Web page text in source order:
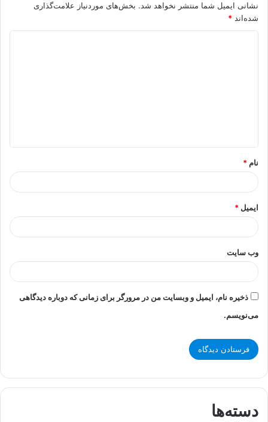
نشانی ایمیل شما منتشر نخواهد شد. بخش‌های موردنیاز علامت‌گذاری
شده‌اند *
*
نام *
ایمیل *
وب‌ سایت
ذخیره نام، ایمیل و وبسایت من در مرورگر برای زمانی که دوباره دیدگاهی
می‌نویسم.
دسته‌ها